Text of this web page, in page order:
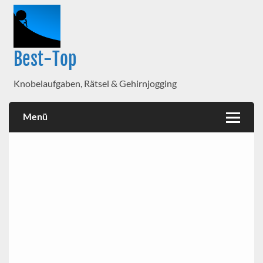
Best-Top
Knobelaufgaben, Rätsel & Gehirnjogging
Menü